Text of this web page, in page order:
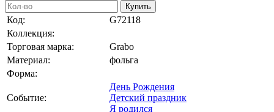
Купить
Код:
G72118
Коллекция:
Торговая марка:
Grabo
Материал:
фольга
Форма:
Событие:
День Рождения
Детский праздник
Я родился